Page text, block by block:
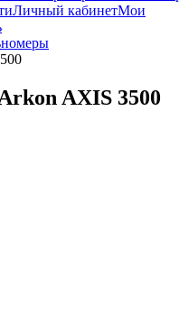
Личный кабинетМои
AXIS 3500